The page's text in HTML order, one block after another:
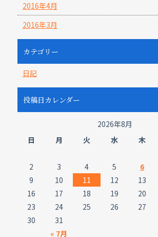
2016年4月
2016年3月
カテゴリー
日記
投稿日カレンダー
2026年8月
日
月 火 水 木
« 7月
2
3 4 5 6
9
10 11 12 13
16
17 18 19 20
23
24 25 26 27
30
31